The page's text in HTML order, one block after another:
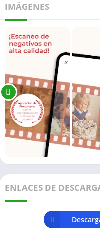
IMÁGENES
ENLACES DE